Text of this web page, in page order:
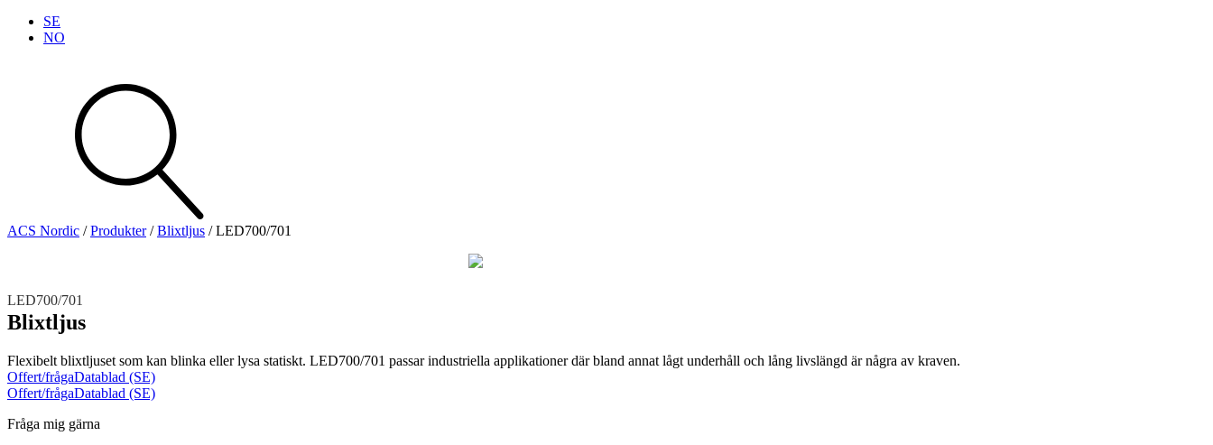
SE
NO
Se alla kategorier
Se alla produkter
ACS Nordic /Produkter/Blixtljus /LED700/701
LED700/701
Blixtljus
Flexibelt blixtljuset som kan blinka eller lysa statiskt. LED700/701 passar industriella applikationer där bland annat lågt underhåll och lång livslängd är några av kraven.
Offert/frågaDatablad (SE)
Offert/frågaDatablad (SE)
Fråga mig gärna